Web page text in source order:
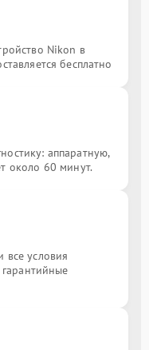
Nikon в
бесплатно
аппаратную,
около 60 минут.
все условия